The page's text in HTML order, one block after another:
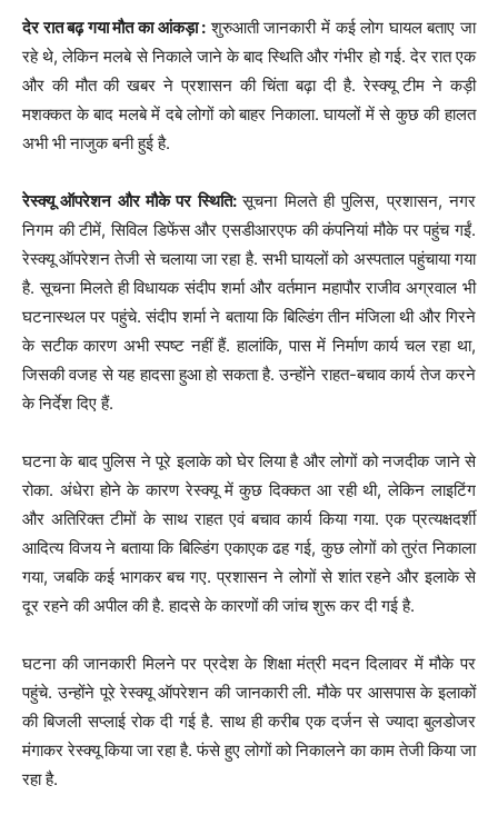
​देर रात बढ़ गया मौत का आंकड़ा : ​शुरुआती जानकारी में कई लोग घायल बताए जा
रहे थे, लेकिन मलबे से निकाले जाने के बाद स्थिति और गंभीर हो गई. देर रात एक
और की मौत की खबर ने प्रशासन की चिंता बढ़ा दी है. रेस्क्यू टीम ने कड़ी
मशक्कत के बाद मलबे में दबे लोगों को बाहर निकाला. घायलों में से कुछ की हालत
अभी भी नाजुक बनी हुई है.
रेस्क्यू ऑपरेशन और मौके पर स्थिति:सूचना मिलते ही पुलिस, प्रशासन, नगर
निगम की टीमें, सिविल डिफेंस और एसडीआरएफ की कंपनियां मौके पर पहुंच गईं.
रेस्क्यू ऑपरेशन तेजी से चलाया जा रहा है. सभी घायलों को अस्पताल पहुंचाया गया
है. सूचना मिलते ही विधायक संदीप शर्मा और वर्तमान महापौर राजीव अग्रवाल भी
घटनास्थल पर पहुंचे. संदीप शर्मा ने बताया कि बिल्डिंग तीन मंजिला थी और गिरने
के सटीक कारण अभी स्पष्ट नहीं हैं. हालांकि, पास में निर्माण कार्य चल रहा था,
जिसकी वजह से यह हादसा हुआ हो सकता है. उन्होंने राहत-बचाव कार्य तेज करने
के निर्देश दिए हैं.
घटना के बाद पुलिस ने पूरे इलाके को घेर लिया है और लोगों को नजदीक जाने से
रोका. अंधेरा होने के कारण रेस्क्यू में कुछ दिक्कत आ रही थी, लेकिन लाइटिंग
और अतिरिक्त टीमों के साथ राहत एवं बचाव कार्य किया गया. एक प्रत्यक्षदर्शी
आदित्य विजय ने बताया कि बिल्डिंग एकाएक ढह गई, कुछ लोगों को तुरंत निकाला
गया, जबकि कई भागकर बच गए. प्रशासन ने लोगों से शांत रहने और इलाके से
दूर रहने की अपील की है. हादसे के कारणों की जांच शुरू कर दी गई है.
घटना की जानकारी मिलने पर प्रदेश के शिक्षा मंत्री मदन दिलावर में मौके पर
पहुंचे. उन्होंने पूरे रेस्क्यू ऑपरेशन की जानकारी ली. मौके पर आसपास के इलाकों
की बिजली सप्लाई रोक दी गई है. साथ ही करीब एक दर्जन से ज्यादा बुलडोजर
मंगाकर रेस्क्यू किया जा रहा है. फंसे हुए लोगों को निकालने का काम तेजी किया जा
रहा है.